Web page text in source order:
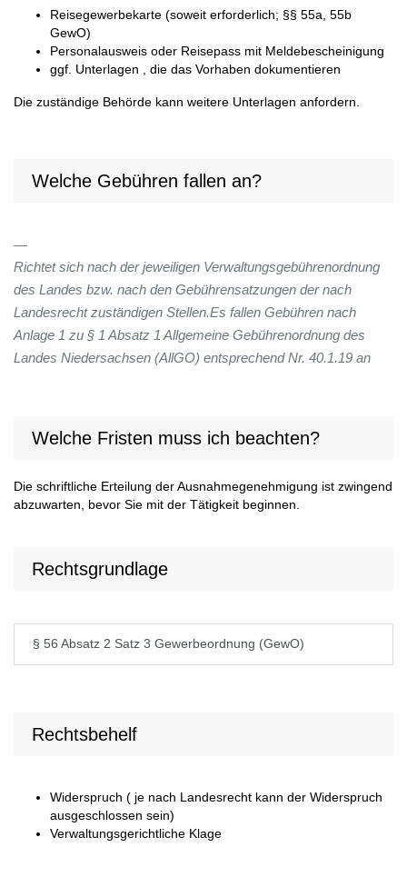
Reisegewerbekarte (soweit erforderlich; §§ 55a, 55b
GewO)
Personalausweis oder Reisepass mit Meldebescheinigung
ggf. Unterlagen , die das Vorhaben dokumentieren
Die zuständige Behörde kann weitere Unterlagen anfordern.
Welche Gebühren fallen an?
Richtet sich nach der jeweiligen Verwaltungsgebührenordnung
des Landes bzw. nach den Gebührensatzungen der nach
Landesrecht zuständigen Stellen.Es fallen Gebühren nach
Anlage 1 zu § 1 Absatz 1 Allgemeine Gebührenordnung des
Landes Niedersachsen (AllGO) entsprechend Nr. 40.1.19 an
Welche Fristen muss ich beachten?
Die schriftliche Erteilung der Ausnahmegenehmigung ist zwingend
abzuwarten, bevor Sie mit der Tätigkeit beginnen.
Rechtsgrundlage
§ 56 Absatz 2 Satz 3 Gewerbeordnung (GewO)
Rechtsbehelf
Widerspruch ( je nach Landesrecht kann der Widerspruch
ausgeschlossen sein)
Verwaltungsgerichtliche Klage